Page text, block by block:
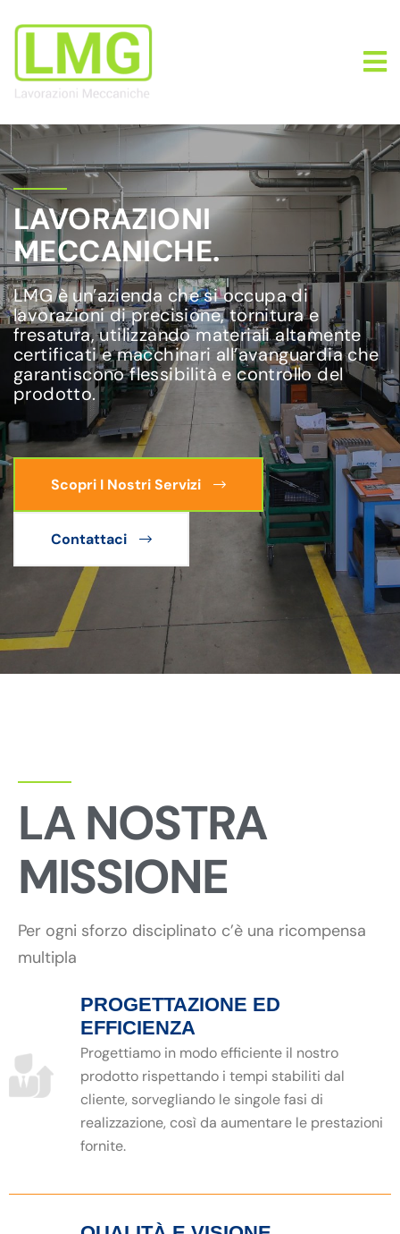
LAVORAZIONI
MECCANICHE.
LMG è un’azienda che si occupa di
lavorazioni di precisione, tornitura e
fresatura, utilizzando materiali altamente
certificati e macchinari all’avanguardia che
garantiscono flessibilità e controllo del
prodotto.
Scopri I Nostri Servizi
Contattaci
LA NOSTRA
MISSIONE
Per ogni sforzo disciplinato c’è una ricompensa
multipla
PROGETTAZIONE ED
EFFICIENZA
Progettiamo in modo efficiente il nostro
prodotto rispettando i tempi stabiliti dal
cliente, sorvegliando le singole fasi di
realizzazione, così da aumentare le prestazioni
fornite.